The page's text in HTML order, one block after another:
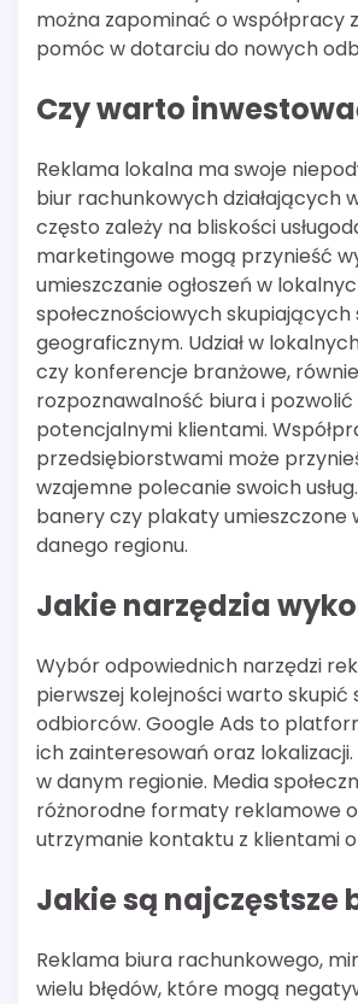
można zapominać o
pomóc w dotarciu do nowych
Czy warto
Reklama lokalna ma swoje
biur rachunkowych działających
często zależy na bliskości
marketingowe mogą przynieść
umieszczanie ogłoszeń w
społecznościowych
geograficznym. Udział w
czy konferencje branżowe,
rozpoznawalność biura i
potencjalnymi klientami.
przedsiębiorstwami może
wzajemne polecanie swoich
banery czy plakaty
danego regionu.
Jakie narzędzia
Wybór odpowiednich narzędzi
pierwszej kolejności warto
odbiorców. Google Ads to
ich zainteresowań oraz
w danym regionie. Media
różnorodne formaty reklamowe
utrzymanie kontaktu z klientami
Jakie są najczęstsze
Reklama biura rachunkowego,
wielu błędów, które mogą